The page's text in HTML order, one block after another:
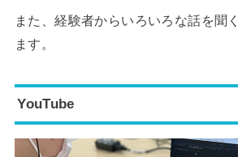
また、経験者からいろいろな話を聞
ます。
YouTube